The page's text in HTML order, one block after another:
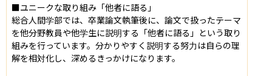
■ユニークな取り組み「他者に語る」
総合人間学部では、卒業論文執筆後に、論文で扱ったテーマ
を他分野教員や他学生に説明する「他者に語る」という取り
組みを行っています。分かりやすく説明する努力は自らの理
解を相対化し、深めるきっかけになります。